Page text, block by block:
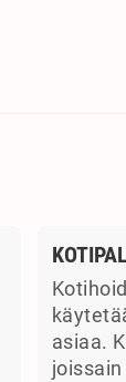
asiaa.